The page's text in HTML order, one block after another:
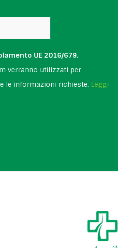
UE 2016/679.
verranno utilizzati per
le informazioni richieste. Leggi